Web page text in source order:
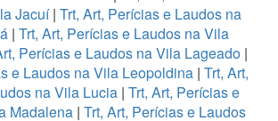
Jacuí| Trt, Art, Perícias e Laudos na
| Trt, Art, Perícias e Laudos na Vila
Perícias e Laudos na Vila Lageado|
e Laudos na Vila Leopoldina | Trt, Art,
na Vila Lucia | Trt, Art, Perícias e
Madalena | Trt, Art, Perícias e Laudos